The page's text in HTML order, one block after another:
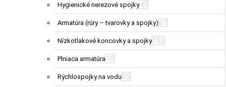
Hygienické nerezové spojky43
Armatúra (rúry – tvarovky a spojky) 87
Nízkotlakové koncovky a spojky 152
Plniaca armatúra 10
Rýchlospojky na vodu 85